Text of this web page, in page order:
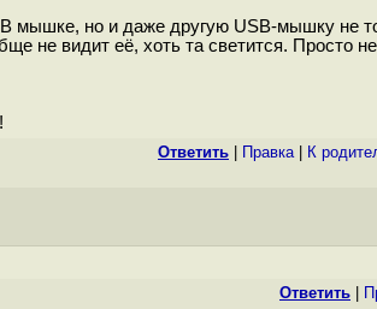
но и даже другую USB-мышку не
не видит её, хоть та светится. Просто
Ответить Правка| К
Ответить